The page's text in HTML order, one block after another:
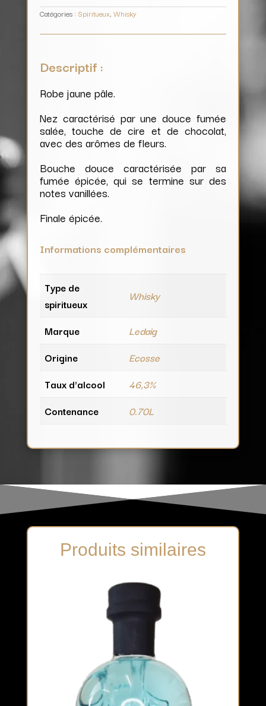
Catégories : Spiritueux, Whisky
Descriptif :
Robe jaune pâle.
Nez caractérisé par une douce fumée
salée, touche de cire et de chocolat,
avec des arômes de fleurs.
Bouche douce caractérisée par sa
fumée épicée, qui se termine sur des
notes vanillées.
Finale épicée.
Informations complémentaires
Type de
spiritueux
Whisky
Marque
Ledaig
Origine
Ecosse
Taux d'alcool
46,3%
Contenance
0.70L
Produits similaires